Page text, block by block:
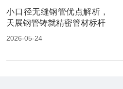
小口径无缝钢管优点解析，
天展钢管铸就精密管材标杆
2026-05-24